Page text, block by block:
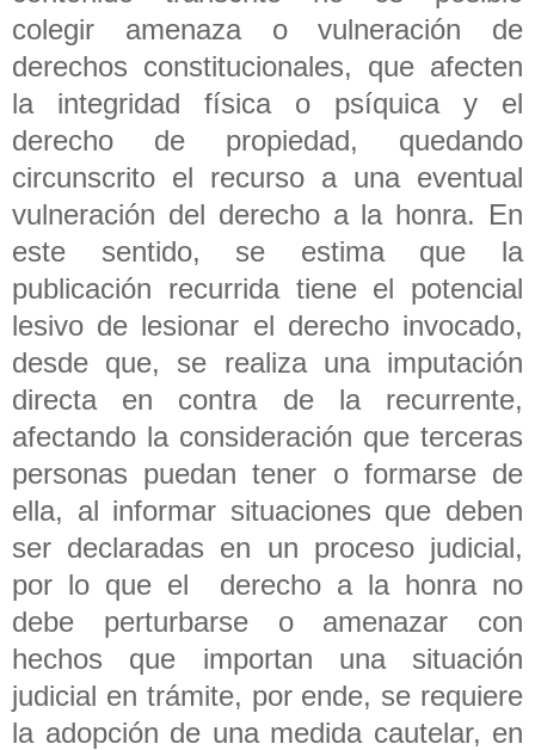
colegir amenaza o vulneración de
derechos constitucionales, que afecten
la integridad física o psíquica y el
derecho de propiedad, quedando
circunscrito el recurso a una eventual
vulneración del derecho a la honra. En
este sentido, se estima que la
publicación recurrida tiene el potencial
lesivo de lesionar el derecho invocado,
desde que, se realiza una imputación
directa en contra de la recurrente,
afectando la consideración que terceras
personas puedan tener o formarse de
ella, al informar situaciones que deben
ser declaradas en un proceso judicial,
por lo que el derecho a la honra no
debe perturbarse o amenazar con
hechos que importan una situación
judicial en trámite, por ende, se requiere
la adopción de una medida cautelar, en